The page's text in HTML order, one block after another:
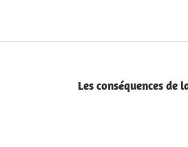
Les conséquences